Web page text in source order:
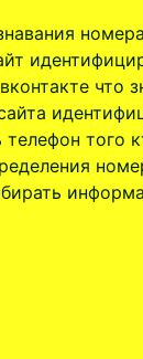
что
телефон того